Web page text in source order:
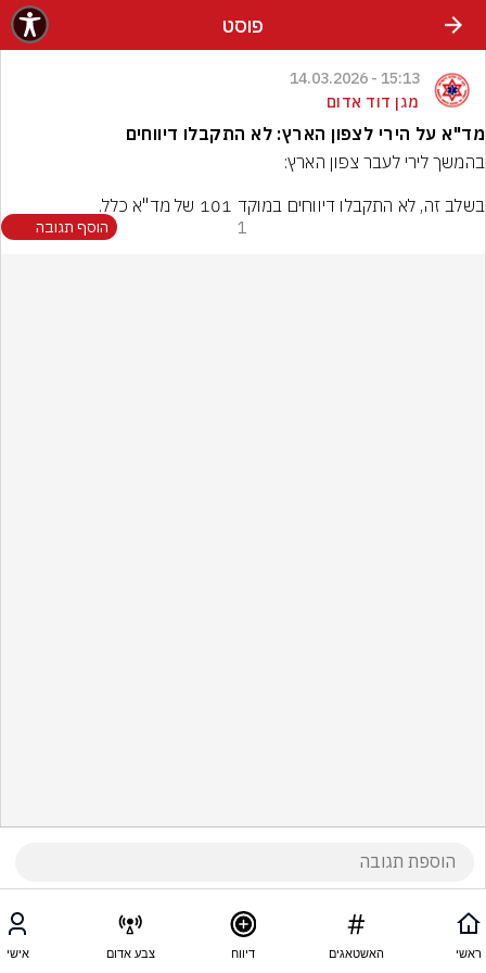
פוסט
15:13 - 14.03.2026
מגן דוד אדום
מד"א על הירי לצפון הארץ: לא התקבלו דיווחים
בשלב זה, לא התקבלו דיווחים במוקד 101 של מד"א כלל.
1 הוסף תגובה
ראשי האשטאגים דיווח צבע אדום אישי